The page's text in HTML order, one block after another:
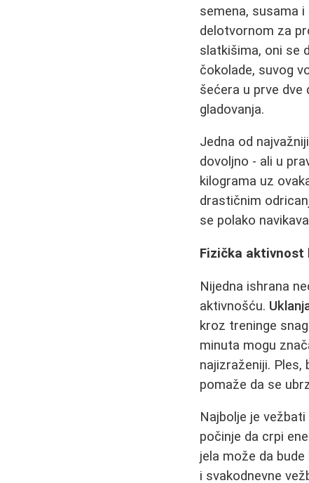
semena, susama
delotvornom za
slatkišima, oni se
čokolade, suvog
šećera u prve
gladovanja.
Jedna od
dovoljno - ali u
kilograma uz
drastičnim
se polako
Fizička aktivnost
Nijedna ishrana
aktivnošću.
kroz treninge
minuta mogu
najizraženiji. Ples,
pomaže da se
Najbolje je
počinje da crpi
jela može da
i svakodnevne